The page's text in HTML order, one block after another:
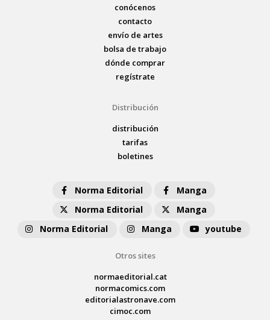
conócenos
contacto
envío de artes
bolsa de trabajo
dónde comprar
regístrate
Distribución
distribución
tarifas
boletines
Norma Editorial
Manga
Norma Editorial
Manga
Norma Editorial
Manga youtube
Otros sites
normaeditorial.cat
normacomics.com
editorialastronave.com
cimoc.com